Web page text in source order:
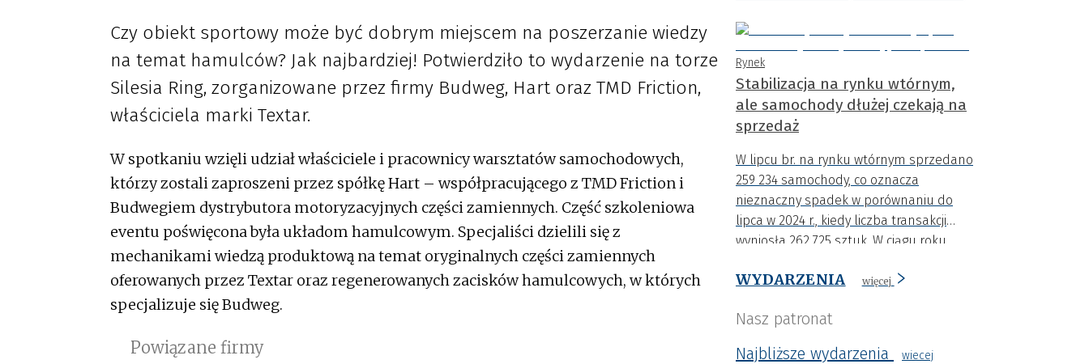
Czy obiekt sportowy może być dobrym miejscem na poszerzanie wiedzy
na temat hamulców? Jak najbardziej! Potwierdziło to wydarzenie na torze
Silesia Ring, zorganizowane przez firmy Budweg, Hart oraz TMD Friction,
właściciela marki Textar.
W spotkaniu wzięli udział właściciele i pracownicy warsztatów samochodowych,
którzy zostali zaproszeni przez spółkę Hart – współpracującego z TMD Friction i
Budwegiem dystrybutora motoryzacyjnych części zamiennych. Część szkoleniowa
eventu poświęcona była układom hamulcowym. Specjaliści dzielili się z
mechanikami wiedzą produktową na temat oryginalnych części zamiennych
oferowanych przez Textar oraz regenerowanych zacisków hamulcowych, w których
specjalizuje się Budweg.
Powiązane firmy
poziom w tym roku.
Rynek
Stabilizacja na rynku wtórnym,
ale samochody dłużej czekają na
sprzedaż
W lipcu br. na rynku wtórnym sprzedano
259 234 samochody, co oznacza
nieznaczny spadek w porównaniu do
lipca w 2024 r., kiedy liczba transakcji
wyniosła 262 725 sztuk. W ciągu roku
000 zł.
WYDARZENIA więcej
Nasz patronat
Najbliższe wydarzenia
wiecej